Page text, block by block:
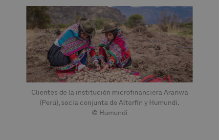
Clientes de la institución microfinanciera Arariwa
(Perú), socia conjunta de Alterfin y Humundi.
© Humundi